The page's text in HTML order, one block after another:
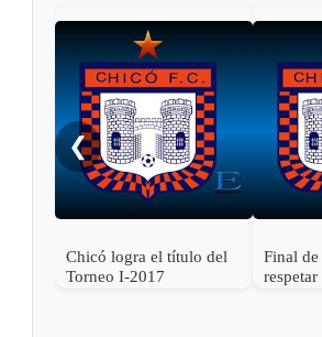
❮
Chicó logra el título del
Torneo I-2017
Final
respetar